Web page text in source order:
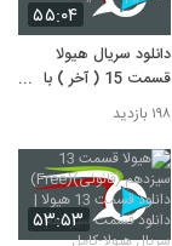
۵۵:۰۴
دانلود سریال هیولا
قسمت 15 ( آخر ) با
لینک مستقیم - گلشیفته
۱۹۸ بازدید
۵۳:۵۳